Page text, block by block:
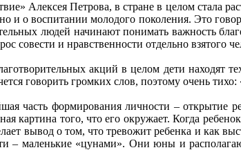
Алексея Петрова, в стране в целом стала
и о воспитании молодого поколения. Это
людей начинают понимать важность
совести и нравственности отдельно взятого
акций в целом дети
говорить громких слов, поэтому очень
часть формирования личности – открытие
картина того, что его окружает. Когда
вывод о том, что тревожит ребенка и как
– маленькие «цунами». Они юны и